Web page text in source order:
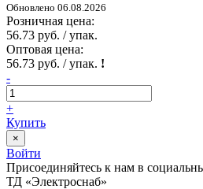
Обновлено 06.08.2026
Розничная цена:
56.73 руб. / упак.
Оптовая цена:
56.73 руб. / упак. !
-
+
Купить
×
Войти
Присоединяйтесь к нам в
ТД «Электроснаб»